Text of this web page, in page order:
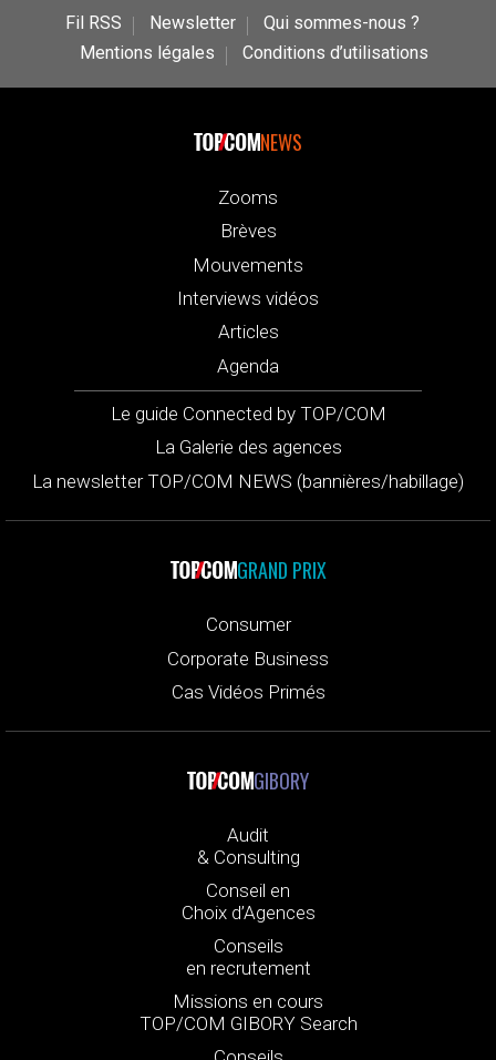
Fil RSS Newsletter
Qui sommes-nous ?
Mentions légales
Conditions d’utilisations
NEWS
Zooms
Brèves
Mouvements
Interviews vidéos
Articles
Agenda
Le guide Connected by TOP/COM
La Galerie des agences
La newsletter TOP/COM NEWS (bannières/habillage)
GRAND PRIX
Consumer
Corporate Business
Cas Vidéos Primés
GIBORY
Audit
& Consulting
Conseil en
Choix d’Agences
Conseils
en recrutement
Missions en cours
TOP/COM GIBORY Search